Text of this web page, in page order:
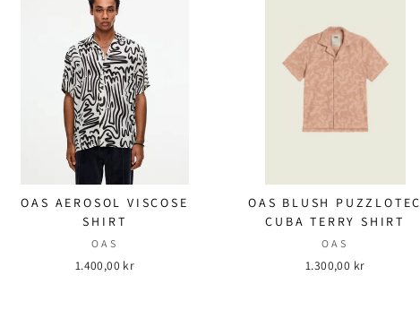
OAS AEROSOL VISCOSE
SHIRT
OAS
1.400,00 kr
OAS BLUSH PUZZLOTEC
CUBA TERRY SHIRT
OAS
1.300,00 kr